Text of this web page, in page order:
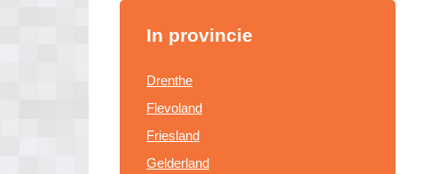
In provincie
Drenthe
Flevoland
Friesland
Gelderland